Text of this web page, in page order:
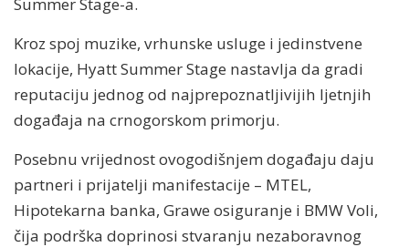
Kroz spoj muzike, vrhunske usluge i jedinstvene
lokacije, Hyatt Summer Stage nastavlja da gradi
reputaciju jednog od najprepoznatljivijih ljetnjih
događaja na crnogorskom primorju.
Posebnu vrijednost ovogodišnjem događaju daju
partneri i prijatelji manifestacije – MTEL,
Hipotekarna banka, Grawe osiguranje i BMW Voli,
čija podrška doprinosi stvaranju nezaboravnog